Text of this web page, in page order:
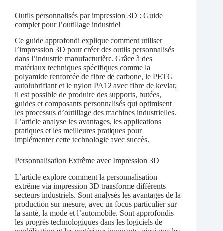
Outils personnalisés par impression 3D : Guide
complet pour l’outillage industriel
Ce guide approfondi explique comment utiliser
l’impression 3D pour créer des outils personnalisés
dans l’industrie manufacturière. Grâce à des
matériaux techniques spécifiques comme la
polyamide renforcée de fibre de carbone, le PETG
autolubrifiant et le nylon PA12 avec fibre de kevlar,
il est possible de produire des supports, butées,
guides et composants personnalisés qui optimisent
les processus d’outillage des machines industrielles.
L’article analyse les avantages, les applications
pratiques et les meilleures pratiques pour
implémenter cette technologie avec succès.
Personnalisation Extrême avec Impression 3D
L’article explore comment la personnalisation
extrême via impression 3D transforme différents
secteurs industriels. Sont analysés les avantages de la
production sur mesure, avec un focus particulier sur
la santé, la mode et l’automobile. Sont approfondis
les progrès technologiques dans les logiciels de